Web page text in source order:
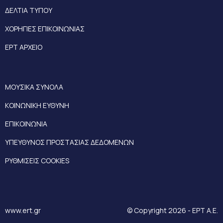
ΔΕΛΤΙΑ ΤΥΠΟΥ
ΧΟΡΗΓΙΕΣ ΕΠΙΚΟΙΝΩΝΙΑΣ
ΕΡΤ ΑΡΧΕΙΟ
ΜΟΥΣΙΚΑ ΣΥΝΟΛΑ
ΚΟΙΝΩΝΙΚΗ ΕΥΘΥΝΗ
ΕΠΙΚΟΙΝΩΝΙΑ
ΥΠΕΥΘΥΝΟΣ ΠΡΟΣΤΑΣΙΑΣ ΔΕΔΟΜΕΝΩΝ
ΡΥΘΜΙΣΕΙΣ COOKIES
www.ert.gr © Copyright 2026 - ΕΡΤ Α.Ε.